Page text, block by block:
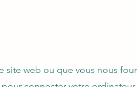
site web ou que vous nous